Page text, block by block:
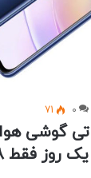
0
71